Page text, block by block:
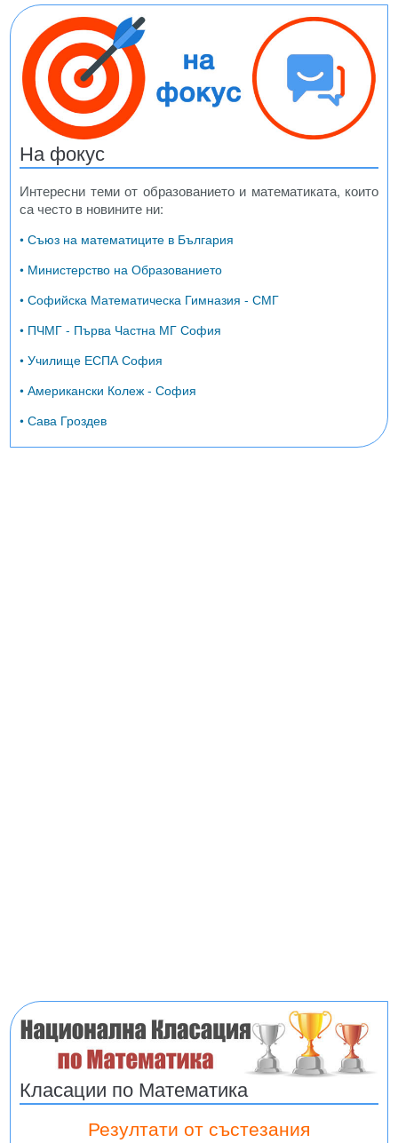
На фокус
Интересни теми от образованието и математиката, които
са често в новините ни:
• Съюз на математиците в България
• Министерство на Образованието
• Софийска Математическа Гимназия - СМГ
• ПЧМГ - Първа Частна МГ София
• Училище ЕСПА София
• Американски Колеж - София
• Сава Гроздев
Класации по Математика
Резултати от състезания